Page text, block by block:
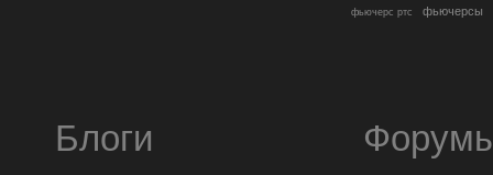
фьючерс ртс фьючерсы
Блоги